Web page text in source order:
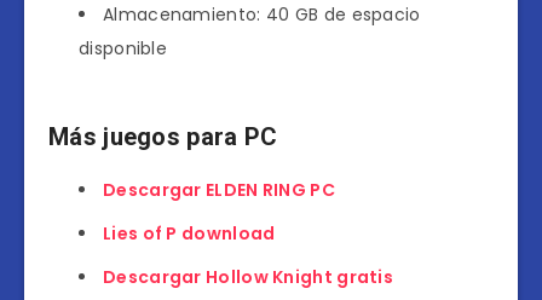
Almacenamiento: 40 GB de espacio
disponible
Más juegos para PC
Descargar ELDEN RING PC
Lies of P download
Descargar Hollow Knight gratis